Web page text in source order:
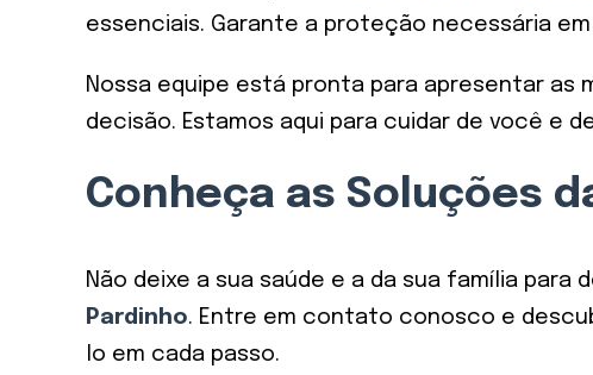
essenciais. Garante a proteção necessária
Nossa equipe está pronta para apresentar
decisão. Estamos aqui para cuidar de você e
Conheça as Soluções
Não deixe a sua saúde e a da sua família para
Pardinho. Entre em contato conosco e
lo em cada passo.